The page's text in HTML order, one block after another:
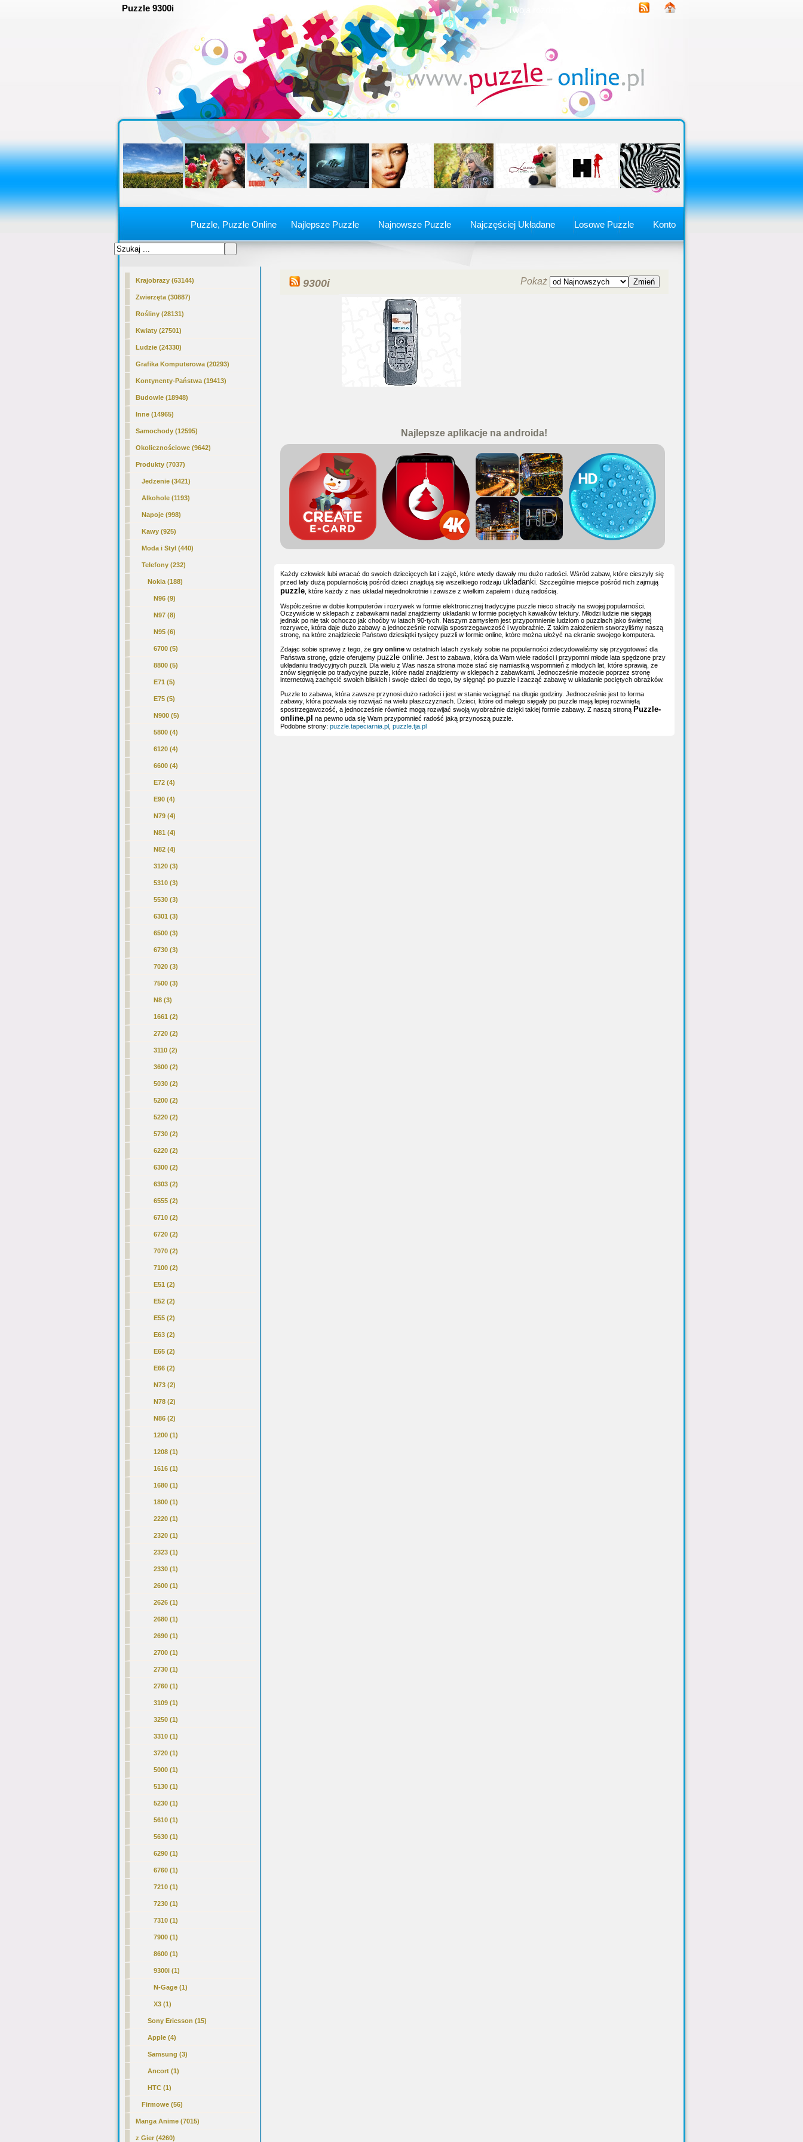
Puzzle 9300i Twoja rozdzielczość
Puzzle, Puzzle Online Najlepsze Puzzle Najnowsze Puzzle Najczęściej Układane Losowe Puzzle Konto
Krajobrazy (63144)
Zwierzęta (30887)
Rośliny (28131)
Kwiaty (27501)
Ludzie (24330)
Grafika Komputerowa (20293)
Kontynenty-Państwa (19413)
Budowle (18948)
Inne (14965)
Samochody (12595)
Okolicznościowe (9642)
Produkty (7037)
Jedzenie (3421)
Alkohole (1193)
Napoje (998)
Kawy (925)
Moda i Styl (440)
Telefony (232)
Nokia (188)
N96 (9)
N97 (8)
N95 (6)
6700 (5)
8800 (5)
E71 (5)
E75 (5)
N900 (5)
5800 (4)
6120 (4)
6600 (4)
E72 (4)
E90 (4)
N79 (4)
N81 (4)
N82 (4)
3120 (3)
5310 (3)
5530 (3)
6301 (3)
6500 (3)
6730 (3)
7020 (3)
7500 (3)
N8 (3)
1661 (2)
2720 (2)
3110 (2)
3600 (2)
5030 (2)
5200 (2)
5220 (2)
5730 (2)
6220 (2)
6300 (2)
6303 (2)
6555 (2)
6710 (2)
6720 (2)
7070 (2)
7100 (2)
E51 (2)
E52 (2)
E55 (2)
E63 (2)
E65 (2)
E66 (2)
N73 (2)
N78 (2)
N86 (2)
1200 (1)
1208 (1)
1616 (1)
1680 (1)
1800 (1)
2220 (1)
2320 (1)
2323 (1)
2330 (1)
2600 (1)
2626 (1)
2680 (1)
2690 (1)
2700 (1)
2730 (1)
2760 (1)
3109 (1)
3250 (1)
3310 (1)
3720 (1)
5000 (1)
5130 (1)
5230 (1)
5610 (1)
5630 (1)
6290 (1)
6760 (1)
7210 (1)
7230 (1)
7310 (1)
7900 (1)
8600 (1)
9300i(1)
N-Gage (1)
X3 (1)
Sony Ericsson (15)
Apple (4)
Samsung (3)
Ancort (1)
HTC (1)
Firmowe (56)
Manga Anime (7015)
z Gier (4260)
9300i Pokaż
Najlepsze aplikacje na androida!
Każdy człowiek lubi wracać do swoich dziecięcych lat i zajęć, które wtedy dawały mu dużo radości. Wśród zabaw, które cieszyły się
przed laty dużą popularnością pośród dzieci znajdują się wszelkiego rodzaju układanki . Szczególnie miejsce pośród nich zajmują
puzzle, które każdy z nas układał niejednokrotnie i zawsze z wielkim zapałem i dużą radością.
Współcześnie w dobie komputerów i rozrywek w formie elektronicznej tradycyjne puzzle nieco straciły na swojej popularności.
Oczywiście w sklepach z zabawkami nadal znajdziemy układanki w formie pociętych kawałków tektury. Młodzi ludzie nie sięgają
jednak po nie tak ochoczo jak choćby w latach 90-tych. Naszym zamysłem jest przypomnienie ludziom o puzzlach jako świetnej
rozrywce, która daje dużo zabawy a jednocześnie rozwija spostrzegawczość i wyobraźnie. Z takim założeniem stworzyliśmy naszą
stronę, na które znajdziecie Państwo dziesiątki tysięcy puzzli w formie online, które można ułożyć na ekranie swojego komputera.
Zdając sobie sprawę z tego, że gry onlinew ostatnich latach zyskały sobie na popularności zdecydowaliśmy się przygotować dla
Państwa stronę, gdzie oferujemy puzzle online. Jest to zabawa, która da Wam wiele radości i przypomni młode lata spędzone przy
układaniu tradycyjnych puzzli. Dla wielu z Was nasza strona może stać się namiastką wspomnień z młodych lat, które sprawią, że
znów sięgnięcie po tradycyjne puzzle, które nadal znajdziemy w sklepach z zabawkami. Jednocześnie możecie poprzez stronę
internetową zachęcić swoich bliskich i swoje dzieci do tego, by sięgnąć po puzzle i zacząć zabawę w układanie pociętych obrazków.
Puzzle to zabawa, która zawsze przynosi dużo radości i jest w stanie wciągnąć na długie godziny. Jednocześnie jest to forma
zabawy, która pozwala się rozwijać na wielu płaszczyznach. Dzieci, które od małego sięgały po puzzle mają lepiej rozwiniętą
spostrzegawczość, a jednocześnie również mogą rozwijać swoją wyobraźnie dzięki takiej formie zabawy. Z naszą stroną Puzzle-
online.pl na pewno uda się Wam przypomnieć radość jaką przynoszą puzzle.
Podobne strony: puzzle.tapeciarnia.pl, puzzle.tja.pl